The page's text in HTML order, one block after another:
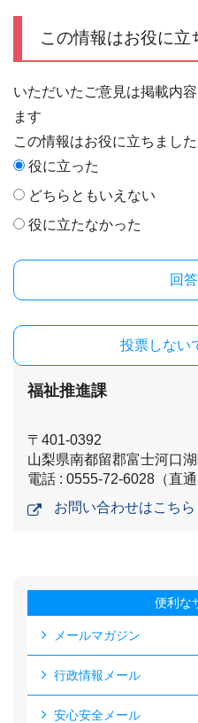
この情報はお役に立
いただいたご意見は掲載内
ます
この情報はお役に立ちました
役に立った
どちらともいえない
役に立たなかった
投票しない
福祉推進課
〒401-0392
山梨県南都留郡富士河口
電話 : 0555-72-6028（直通
お問い合わせはこちら
便利な
メールマガジン
行政情報メール
安心安全メール